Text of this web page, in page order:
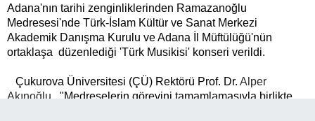
Adana'nın tarihi zenginliklerinden Ramazanoğlu
Medresesi'nde Türk-İslam Kültür ve Sanat Merkezi
Akademik Danışma Kurulu ve Adana İl Müftülüğü'nün
ortaklaşa düzenlediği 'Türk Musikisi' konseri verildi.
Çukurova Üniversitesi (ÇÜ) Rektörü Prof. Dr. Alper
Akınoğlu ,, "Medreselerin görevini tamamlamasıyla birlikte